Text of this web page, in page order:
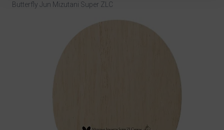
Butterfly Jun Mizutani Super ZLC